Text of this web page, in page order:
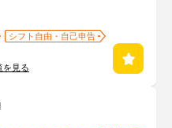
シフト自由・自己申告
を見る